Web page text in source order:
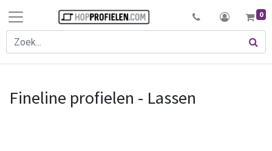
0
Fineline profielen - Lassen